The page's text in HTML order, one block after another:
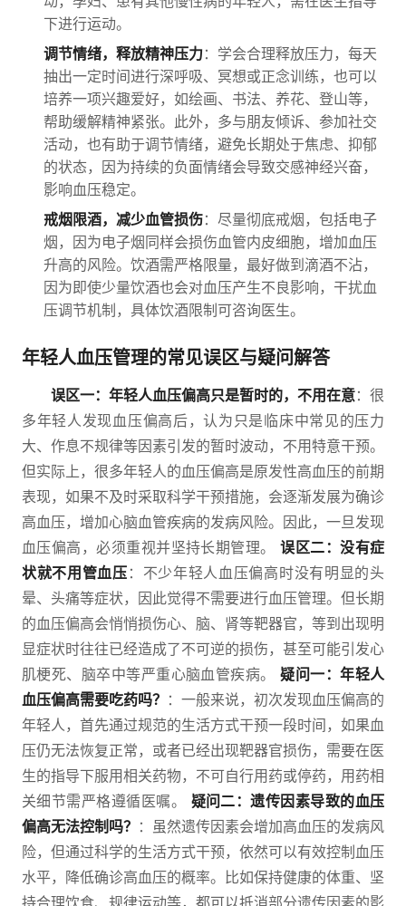
下进行运动。
调节情绪，释放精神压力：学会合理释放压力，每天
抽出一定时间进行深呼吸、冥想或正念训练，也可以
培养一项兴趣爱好，如绘画、书法、养花、登山等，
帮助缓解精神紧张。此外，多与朋友倾诉、参加社交
活动，也有助于调节情绪，避免长期处于焦虑、抑郁
的状态，因为持续的负面情绪会导致交感神经兴奋，
影响血压稳定。
戒烟限酒，减少血管损伤：尽量彻底戒烟，包括电子
烟，因为电子烟同样会损伤血管内皮细胞，增加血压
升高的风险。饮酒需严格限量，最好做到滴酒不沾，
因为即使少量饮酒也会对血压产生不良影响，干扰血
压调节机制，具体饮酒限制可咨询医生。
年轻人血压管理的常见误区与疑问解答
误区一：年轻人血压偏高只是暂时的，不用在意：很
多年轻人发现血压偏高后，认为只是临床中常见的压力
大、作息不规律等因素引发的暂时波动，不用特意干预。
但实际上，很多年轻人的血压偏高是原发性高血压的前期
表现，如果不及时采取科学干预措施，会逐渐发展为确诊
高血压，增加心脑血管疾病的发病风险。因此，一旦发现
血压偏高，必须重视并坚持长期管理。误区二：没有症
状就不用管血压 ：不少年轻人血压偏高时没有明显的头
晕、头痛等症状，因此觉得不需要进行血压管理。但长期
的血压偏高会悄悄损伤心、脑、肾等靶器官，等到出现明
显症状时往往已经造成了不可逆的损伤，甚至可能引发心
肌梗死、脑卒中等严重心脑血管疾病。疑问一：年轻人
血压偏高需要吃药吗？ ：一般来说，初次发现血压偏高的
年轻人，首先通过规范的生活方式干预一段时间，如果血
压仍无法恢复正常，或者已经出现靶器官损伤，需要在医
生的指导下服用相关药物，不可自行用药或停药，用药相
关细节需严格遵循医嘱。 疑问二：遗传因素导致的血压
偏高无法控制吗？ ：虽然遗传因素会增加高血压的发病风
险，但通过科学的生活方式干预，依然可以有效控制血压
水平，降低确诊高血压的概率。比如保持健康的体重、坚
持合理饮食、规律运动等，都可以抵消部分遗传因素的影